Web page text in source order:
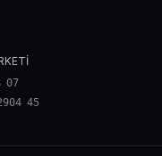
07
45